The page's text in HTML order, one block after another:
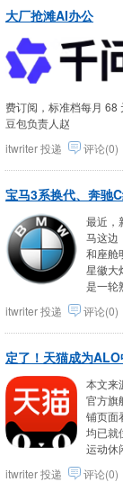
大厂抢滩AI办公
费订阅，标准档每月 68
豆包负责人赵
itwriter投递 评论(0)
宝马3系换代、奔驰
最近，
马这边
和座舱
星徽大
是一轮
itwriter投递 评论(0)
定了！天猫成为
本文来
官方旗
铺页面
均已就
运动休
itwriter投递 评论(0)